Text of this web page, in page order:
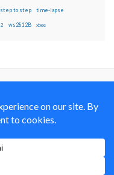
step to step time-lapse
ws2812B xbee
Robotica Arduino Corsi